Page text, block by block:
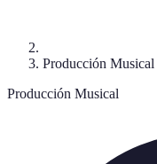
Producción Musical
Producción Musical